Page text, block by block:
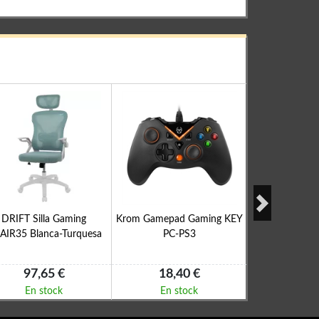
DRIFT Silla Gaming
Blanca-Turquesa
97,65 €
En stock
Krom Gamepad Gaming KEY
PC-PS3
18,40 €
En stock
Spirit of